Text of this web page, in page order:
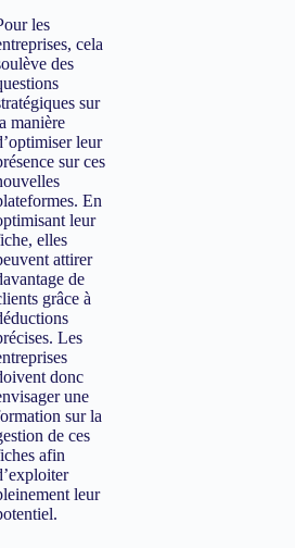
les
cela
des
sur
manière
leur
sur ces
En
leur
elles
attirer
de
grâce à
Les
donc
une
sur la
de ces
afin
leur